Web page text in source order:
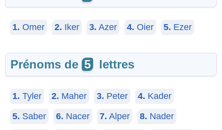
1. Omer 2. Iker 3. Azer 4. Oier 5. Ezer
Prénoms de 5 lettres
1. Tyler 2. Maher 3. Peter 4. Kader
5. Saber 6. Nacer 7. Alper 8. Nader